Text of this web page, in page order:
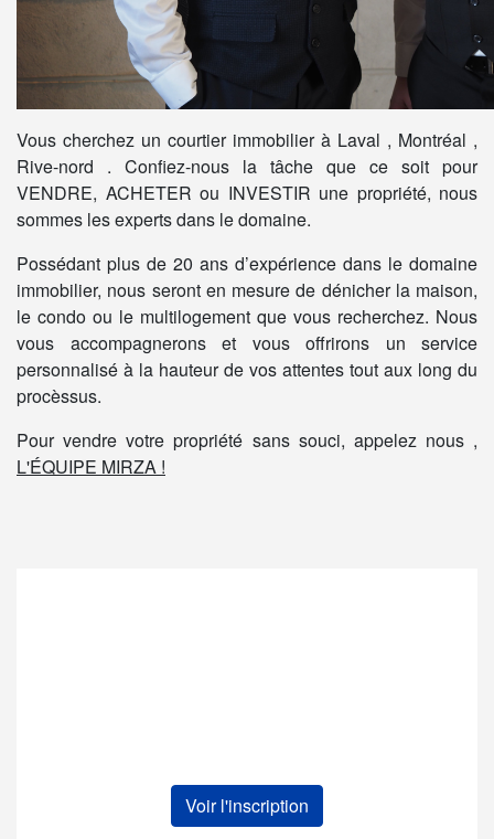
Vous cherchez un courtier immobilier à Laval , Montréal ,
Rive-nord . Confiez-nous la tâche que ce soit pour
VENDRE, ACHETER ou INVESTIR une propriété, nous
sommes les experts dans le domaine.
Possédant plus de 20 ans d’expérience dans le domaine
immobilier, nous seront en mesure de dénicher la maison,
le condo ou le multilogement que vous recherchez. Nous
vous accompagnerons et vous offrirons un service
personnalisé à la hauteur de vos attentes tout aux long du
procèssus.
Pour vendre votre propriété sans souci, appelez nous ,
L'ÉQUIPE MIRZA !
Voir l'inscription